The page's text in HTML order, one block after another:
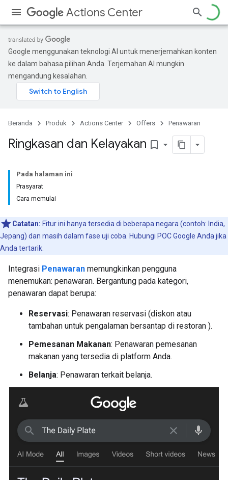
Actions Center
Google menggunakan teknologi AI untuk menerjemahkan konten
ke dalam bahasa pilihan Anda. Terjemahan AI mungkin
mengandung kesalahan.
Beranda Produk Actions Center Offers Penawaran
Ringkasan dan Kelayakan bookmark_border
Pada halaman ini
Prasyarat
Cara memulai
Catatan: Fitur ini hanya tersedia di beberapa negara (contoh: India,
Jepang) dan masih dalam fase uji coba. Hubungi POC Google Anda jika
Anda tertarik.
Integrasi Penawaran memungkinkan pengguna
menemukan: penawaran. Bergantung pada kategori,
penawaran dapat berupa:
Reservasi: Penawaran reservasi (diskon atau
tambahan untuk pengalaman bersantap di restoran ).
Pemesanan Makanan: Penawaran pemesanan
makanan yang tersedia di platform Anda.
Belanja: Penawaran terkait belanja.